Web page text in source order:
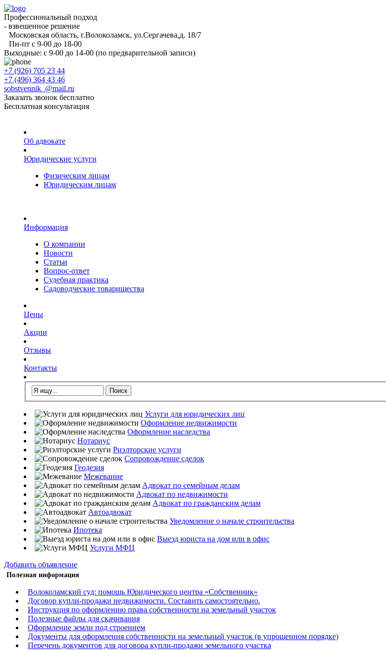
Профессиональный подход
- взвешенное решение
Московская область, г.Волоколамск, ул.Сергачева,д. 18/7
Пн-пт с 9-00 до 18-00
Выходные: с 9-00 до 14-00 (по предварительной записи)
+7 (926) 705 23 44
+7 (496) 364 43 46
sobstvennik_@mail.ru
Заказать звонок бесплатно
Бесплатная консультация
Об адвокате
Юридические услуги
Физическим лицам
Юридическим лицам
Информация
О компании
Новости
Статьи
Вопрос-ответ
Судебная практика
Садоводческие товарищества
Цены
Акции
Отзывы
Контакты
Услуги для юридических лиц
Оформление недвижимости
Оформление наследства
Нотариус
Риэлторские услуги
Сопровождение сделок
Геодезия
Межевание
Адвокат по семейным делам
Адвокат по недвижимости
Адвокат по гражданским делам
Автоадвокат
Уведомление о начале строительства
Ипотека
Выезд юриста на дом или в офис
Услуги МФЦ
Добавить объявление
Полезная информация
Волоколамский суд: помощь Юридического центра «Собственник»
Договор купли-продажи недвижимости. Составить самостоятельно.
Инструкция по оформлению права собственности на земельный участок
Полезные файлы для скачивания
Оформление земли под строением
Документы для оформления собственности на земельный участок (в упрощенном порядке)
Перечень документов для договора купли-продажи земельного участка